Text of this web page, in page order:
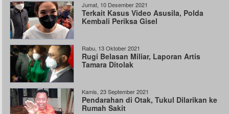
Jumat, 10 Desember 2021
Terkait Kasus Video Asusila, Polda
Kembali Periksa Gisel
Rabu, 13 Oktober 2021
Rugi Belasan Miliar, Laporan Artis
Tamara Ditolak
Kamis, 23 September 2021
Pendarahan di Otak, Tukul Dilarikan ke
Rumah Sakit